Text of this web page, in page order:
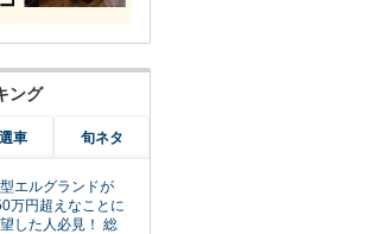
ング
車 旬ネタ
エルグランドが
万円超えなことに
した人必見！ 総